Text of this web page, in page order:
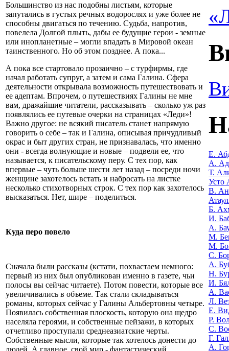
Большинство из нас подобны листьям, которые
запутались в густых речных водорослях и уже более не
способны двигаться по течению. Судьба, напротив,
повелела Долгой плыть, дабы ее будущие герои - земные
или инопланетные – могли впадать в Мировой океан
таинственного. Но об этом позднее. А пока...
А пока все стартовало прозаично – с турфирмы, где
начал работать супруг, а затем и сама Галина. Сфера
деятельности открывала возможность путешествовать и
ее адептам. Впрочем, о путешествиях Галины не мне
вам, дражайшие читатели, рассказывать – сколько уж раз
появлялись ее путевые очерки на страницах «Леди»!
Важно другое: не всякий писатель станет напрямую
говорить о себе – так и Галина, описывая причудливый
окрас и быт других стран, не признавалась, что именно
они - всегда волнующие и новые – подвели ее, что
называется, к писательскому перу. С тех пор, как
впервые – чуть больше шести лет назад – посреди ночи
женщине захотелось встать и набросать на листке
несколько стихотворных строк. С тех пор как захотелось
высказаться. Нет, шире – поделиться.
Куда перо повело
Сначала были рассказы (кстати, похвастаем немного:
первый из них был опубликован именно в газете, чьи
полосы вы сейчас читаете). Потом повести, которые все
увеличивались в объеме. Так стали складываться
романы, которых сейчас у Галины Альбертовны четыре.
Появилась собственная плоскость, которую она щедро
населяла героями, и собственные пейзажи, в которых
отчетливо проступали среднеазиатские черты.
Собственные мысли, которые так хотелось донести до
Е.
А.
Т.
Усто
В.
Б.
И.
А.
М.
М.
С.
А.
Н.
И.
А.
Л.
Е.
Р.
С.
Г.
А.